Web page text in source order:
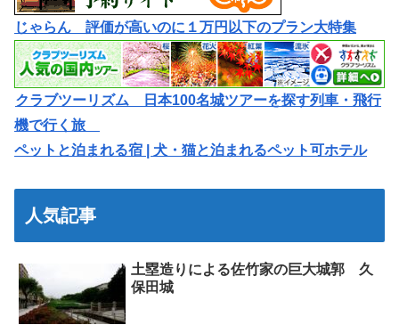
じゃらん 評価が高いのに１万円以下のプラン大特集
クラブツーリズム 日本100名城ツアーを探す列車・飛行
機で行く旅
ペットと泊まれる宿 | 犬・猫と泊まれるペット可ホテル
人気記事
土塁造りによる佐竹家の巨大城郭 久
保田城